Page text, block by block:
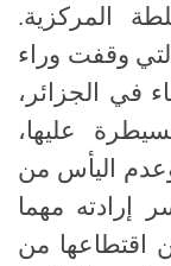
المركزية.
وقفت وراء
في الجزائر،
عليها،
اليأس من
إرادته مهما
اقتطاعها من